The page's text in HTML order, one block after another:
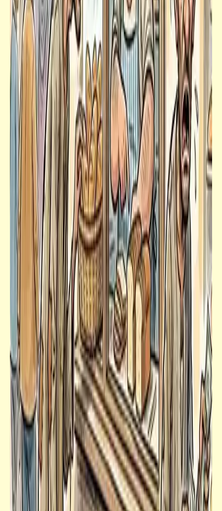
قصص_خارج المألوف
خارج المألوف | السر ف زير (3)
كلمة ونص
الأساليب الكتيانة في سَلْب الحصانة من العلّامة
المغدور الخلوق "بن منصور"
شعر
عن اليأس | صلاح جاهين
مذكرات